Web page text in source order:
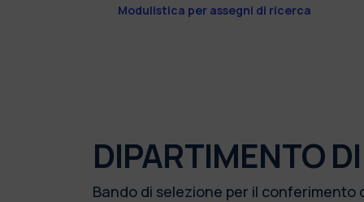
Modulistica per assegni di ricerca
DIPARTIMENTO
Bando di selezione per il